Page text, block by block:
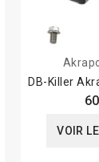
DB-Killer
VOIR